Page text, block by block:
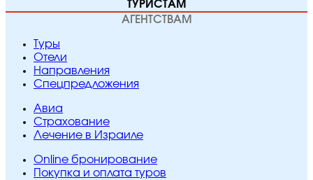
ТУРИСТАМ
АГЕНТСТВАМ
Туры
Отели
Направления
Спецпредложения
Авиа
Страхование
Лечение в Израиле
Online бронирование
Покупка и оплата туров